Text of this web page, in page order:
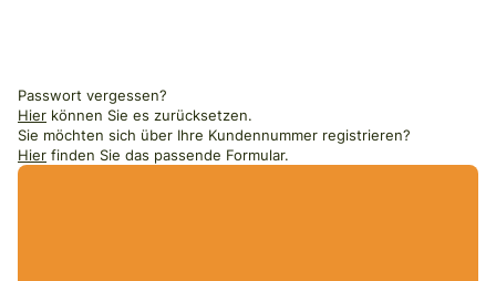
Passwort vergessen?
Hier können Sie es zurücksetzen.
Sie möchten sich über Ihre Kundennummer registrieren?
Hier finden Sie das passende Formular.